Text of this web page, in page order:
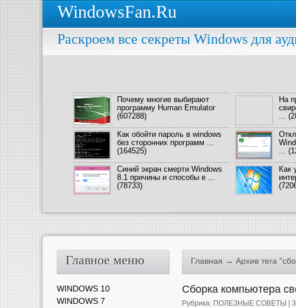
WindowsFan.Ru
Раскроем все секреты Windows для
Почему многие выбирают
программу Human Emulator
(607288)
На
...
Как обойти пароль в windows
без сторонних программ ...
(164525)
...
Синий экран смерти Windows
8.1 причины и способы е ...
(78733)
Как
Главная → Архив тега
Сборка компьютера
Рубрика: ПОЛЕЗНЫЕ СОВЕТЫ |
Главное меню
WINDOWS 10
WINDOWS 7